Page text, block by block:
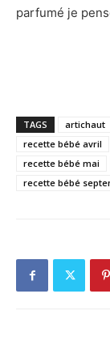
parfumé je
TAGS artichaut
recette bébé avril
recette bébé mai
recette bébé